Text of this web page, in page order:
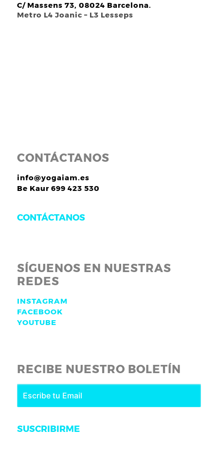
C/ Massens 73, 08024 Barcelona.
Metro L4 Joanic – L3 Lesseps
CONTÁCTANOS
info@yogaiam.es
Be Kaur 699 423 530
CONTÁCTANOS
SÍGUENOS EN NUESTRAS
REDES
INSTAGRAM
FACEBOOK
YOUTUBE
RECIBE NUESTRO BOLETÍN
SUSCRIBIRME